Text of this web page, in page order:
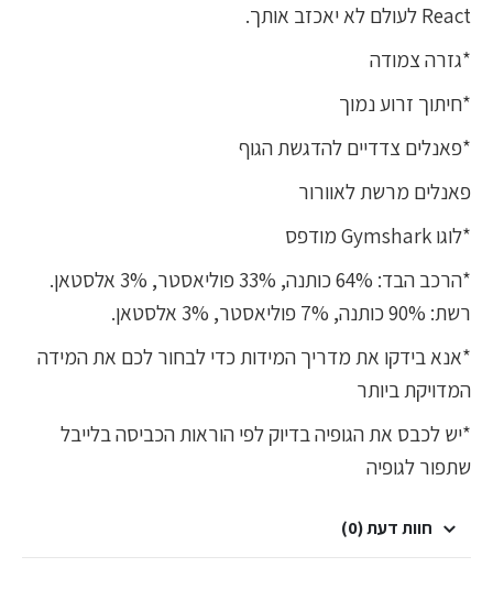
React לעולם לא יאכזב אותך.
*גזרה צמודה
*חיתוך זרוע נמוך
*פאנלים צדדיים להדגשת הגוף
פאנלים מרשת לאוורור
*לוגו Gymshark מודפס
*הרכב הבד: 64% כותנה, 33% פוליאסטר, 3% אלסטאן.
רשת: 90% כותנה, 7% פוליאסטר, 3% אלסטאן.
*אנא בידקו את מדריך המידות כדי לבחור לכם את המידה
המדויקת ביותר
*יש לכבס את הגופיה בדיוק לפי הוראות הכביסה בלייבל
שתפור לגופיה
חוות דעת (0)